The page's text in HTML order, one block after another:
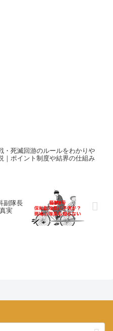
・死滅回游のルールをわかりや
｜ポイント制度や結界の仕組み
副隊長
実